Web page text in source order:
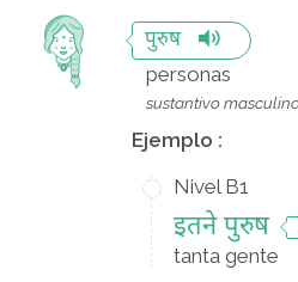
पुरुष
personas
sustantivo
Ejemplo :
Nivel B1
इतने पुरुष
tanta gente